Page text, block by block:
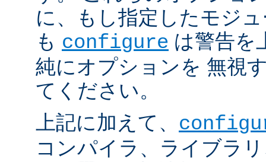
に、もし指定したモジ
も configure は警告を
純にオプションを 無視
てください。
上記に加えて、
コンパイラ、ライブラ